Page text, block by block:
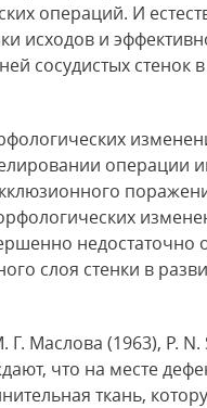
операций. И
исходов и
сосудистых стенок
операции
недостаточно
слоя стенки в
Маслова (1963), Р. N.
что на месте
ткань,